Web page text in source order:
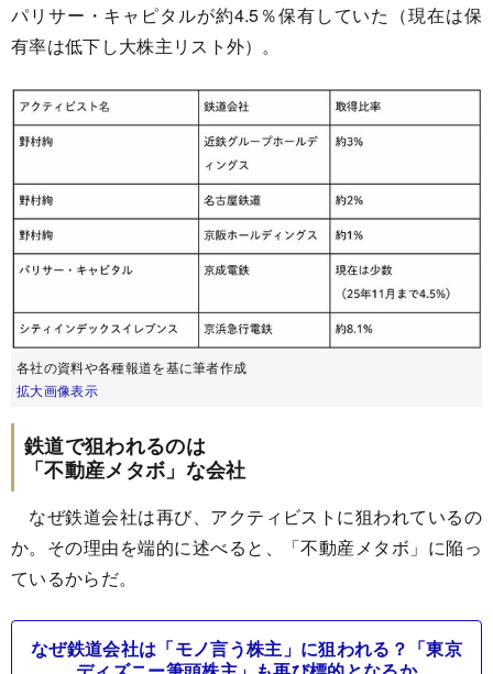
パリサー・キャピタルが約4.5％保有していた（現在は保
有率は低下し大株主リスト外）。
各社の資料や各種報道を基に筆者作成
拡大画像表示
鉄道で狙われるのは
「不動産メタボ」な会社
なぜ鉄道会社は再び、アクティビストに狙われているの
か。その理由を端的に述べると、「不動産メタボ」に陥っ
ているからだ。
なぜ鉄道会社は「モノ言う株主」に狙われる？「東京